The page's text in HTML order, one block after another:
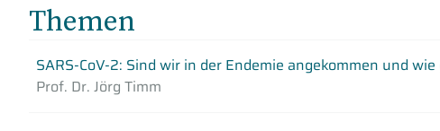
Themen
SARS-CoV-2: Sind wir in der Endemie angekommen und
Prof. Dr. Jörg Timm